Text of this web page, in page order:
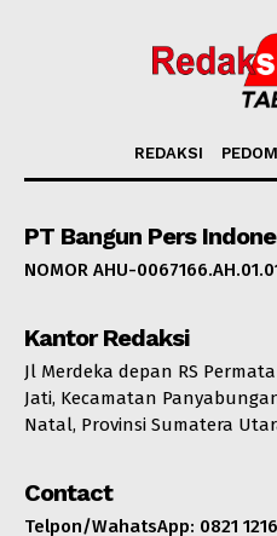
REDAKSI
PT Bangun Pers
NOMOR AHU-
Kantor Redaksi
Jl Merdeka depan RS
Jati, Kecamatan
Natal, Provinsi Sumatera
Contact
Telpon/WahatsApp: 0821